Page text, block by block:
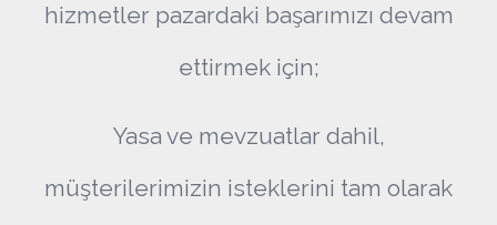
hizmetler pazardaki başarımızı devam
ettirmek için;
Yasa ve mevzuatlar dahil,
müşterilerimizin isteklerini tam olarak